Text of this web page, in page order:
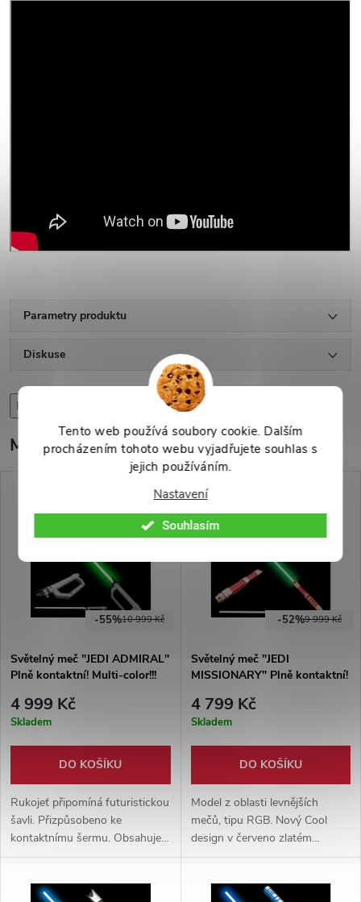
Tento web používá soubory cookie. Dalším
procházením tohoto webu vyjadřujete souhlas s
jejich používáním.
Nastavení
Souhlasím
Parametry produktu
Diskuse
High-contrast mode
Mohlo by Vás zajímat
10 999 Kč
-55%
Světelný meč "JEDI ADMIRAL"
Plně kontaktní! Multi-color!!!
4 999 Kč
Skladem
DO KOŠÍKU
Rukojeť připomíná futuristickou
šavli. Přizpůsobeno ke
kontaktnímu šermu. Obsahuje
možnost změnit barvu,
9 999 Kč
-52%
Světelný meč "JEDI
MISSIONARY" Plně kontaktní!
4 799 Kč
Skladem
DO KOŠÍKU
Model z oblasti levnějších
mečů, tipu RGB. Nový Cool
design v červeno zlatém
zbarvení. Funkce změny barev,
senzor a mnoho dalších.